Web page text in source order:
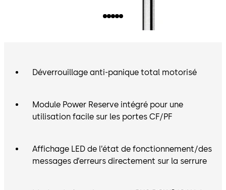
Déverrouillage anti-panique total motorisé
Module Power Reserve intégré pour une
utilisation facile sur les portes CF/PF
Affichage LED de l’état de fonctionnement/des
messages d’erreurs directement sur la serrure